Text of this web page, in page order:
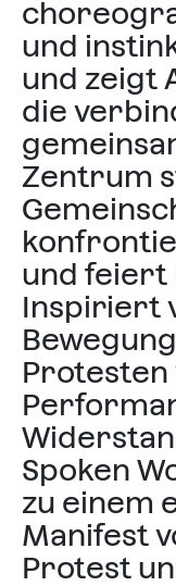
und
und zeigt
die
Zentrum
und feiert
Inspiriert
Spoken
zu einem
Manifest
Protest